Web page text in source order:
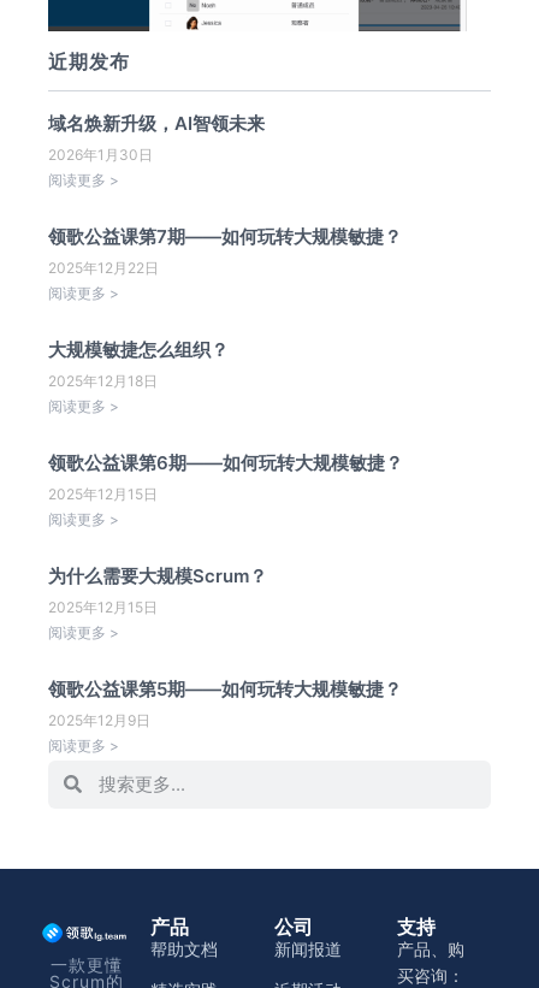
近期发布
域名焕新升级，AI智领未来
2026年1月30日
阅读更多 >
领歌公益课第7期——如何玩转大规模敏捷？
2025年12月22日
阅读更多 >
大规模敏捷怎么组织？
2025年12月18日
阅读更多 >
领歌公益课第6期——如何玩转大规模敏捷？
2025年12月15日
阅读更多 >
为什么需要大规模Scrum？
2025年12月15日
阅读更多 >
领歌公益课第5期——如何玩转大规模敏捷？
2025年12月9日
阅读更多 >
一款更懂
Scrum的
产品
帮助文档
公司
新闻报道
支持
产品、购
买咨询：